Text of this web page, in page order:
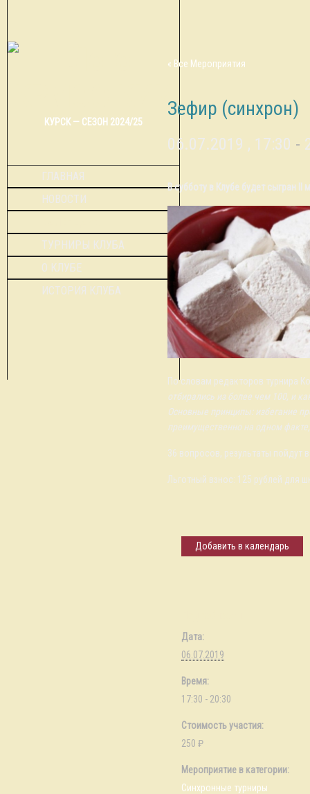
КУРСК — СЕЗОН 2024/25
ГЛАВНАЯ
НОВОСТИ
ТУРНИРЫ КЛУБА
О КЛУБЕ
ИСТОРИЯ КЛУБА
« Все Мероприятия
Зефир (синхрон)
06.07.2019 , 17:30 -
В субботу в Клубе будет сыгран
По словам редакторов турнира
отбирались из более чем 100, и
Основные принципы: избегание
преимущественно на одном
36 вопросов, результаты пойдут
Льготный взнос: 125 рублей для
Добавить в календарь
Дата:
06.07.2019
Время:
17:30 - 20:30
Стоимость участия:
250 ₽
Мероприятие в категории:
Синхронные турниры